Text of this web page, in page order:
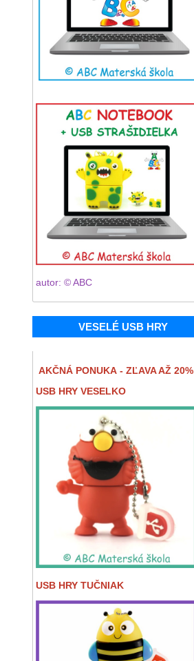
autor: © ABC
VESELÉ USB HRY
AKČNÁ PONUKA - ZĽAVA AŽ 20%
USB HRY VESELKO
USB HRY TUČNIAK